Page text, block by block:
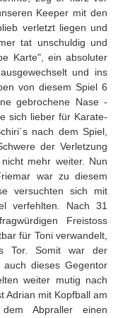
Keeper mit den
verletzt liegen und
tat unschuldig und
Karte", ein absoluter
und ins
von diesem Spiel 6
gebrochene Nase -
sich lieber für Karate-
nach dem Spiel,
der Verletzung
mehr weiter. Nun
war zu diesem
versuchten sich mit
verfehlten. Nach 31
Freistoss
für Toni verwandelt,
Tor. Somit war der
dieses Gegentor
weiter mutig nach
Adrian mit Kopfball am
Abpraller einen